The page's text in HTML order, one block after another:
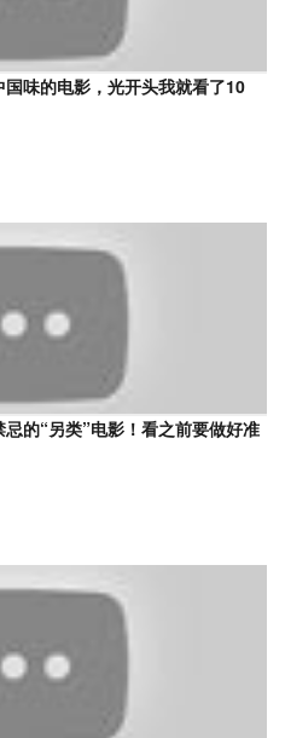
国味的电影，光开头我就看了10
忌的“另类”电影！看之前要做好准